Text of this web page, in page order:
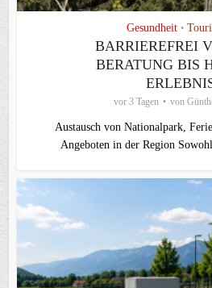
Gesundheit •
BARRIEREFREI
BERATUNG BIS
vor 3 Tagen von
Austausch von Nationalpark,
Angeboten in der Region